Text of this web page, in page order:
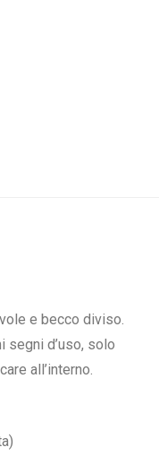
e becco diviso.
segni d’uso, solo
all’interno.